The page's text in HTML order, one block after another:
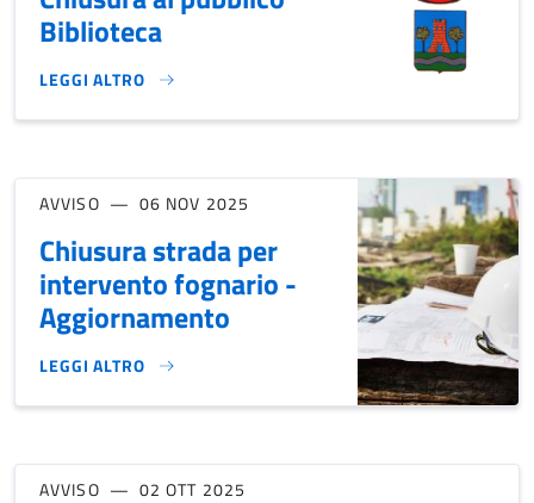
Biblioteca
LEGGI ALTRO
CHIUSURA AL PUBBLICO BIBLIOTECA}
AVVISO 06 NOV 2025
Chiusura strada per
intervento fognario -
Aggiornamento
LEGGI ALTRO
CHIUSURA STRADA PER INTERVENTO FOGNARIO -
AVVISO 02 OTT 2025